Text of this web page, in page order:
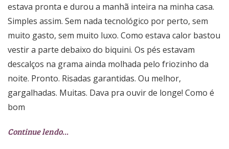
estava pronta e durou a manhã inteira na minha casa.
Simples assim. Sem nada tecnológico por perto, sem
muito gasto, sem muito luxo. Como estava calor bastou
vestir a parte debaixo do biquini. Os pés estavam
descalços na grama ainda molhada pelo friozinho da
noite. Pronto. Risadas garantidas. Ou melhor,
gargalhadas. Muitas. Dava pra ouvir de longe! Como é
bom
Continue lendo…